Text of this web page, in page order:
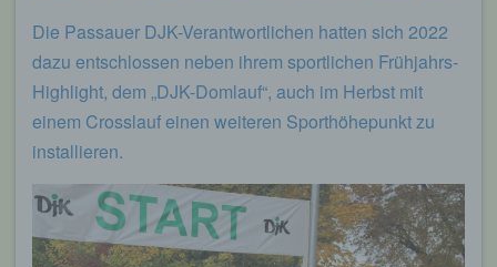
Die Passauer DJK-Verantwortlichen hatten sich 2022
dazu entschlossen neben ihrem sportlichen Frühjahrs-
Highlight, dem „DJK-Domlauf“, auch im Herbst mit
einem Crosslauf einen weiteren Sporthöhepunkt zu
installieren.